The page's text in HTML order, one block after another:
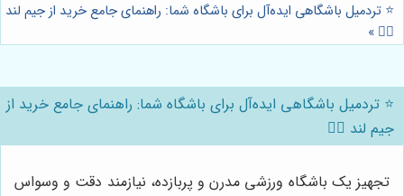
⭐️ تردمیل باشگاهی ایده‌آل برای باشگاه شما: راهنمای جامع خرید از جیم لند
🏋️‍♂️
»
⭐️ تردمیل باشگاهی ایده‌آل برای باشگاه شما: راهنمای جامع خرید از
جیم لند 🏋️‍♂️
تجهیز یک باشگاه ورزشی مدرن و پربازده، نیازمند دقت و وسواس